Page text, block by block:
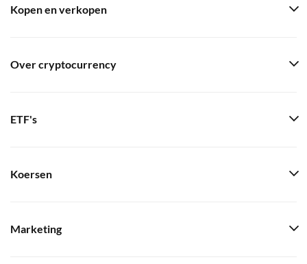
Kopen en verkopen
Over cryptocurrency
ETF's
Koersen
Marketing